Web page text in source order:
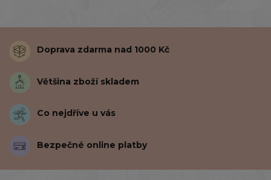
Doprava zdarma nad 1000 Kč
Většina zboží skladem
Co nejdříve u vás
Bezpečné online platby